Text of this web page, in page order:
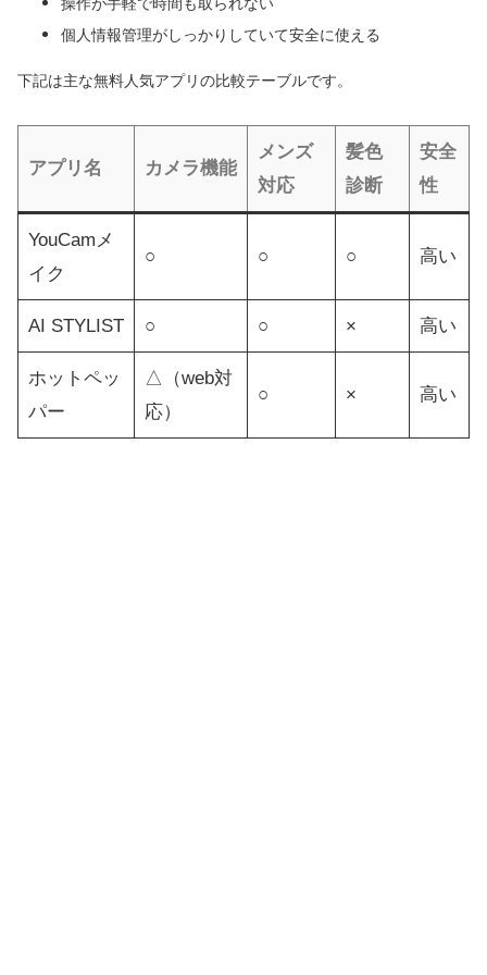
個人情報管理がしっかりしていて安全に使える
下記は主な無料人気アプリの比較テーブルです。
アプリ名 カメラ機能
メンズ
対応
髪色
診断
安全
性
YouCamメ
イク
○ ○ ○ 高い
AI STYLIST ○ ○ × 高い
ホットペッ
パー
△（web対
応）
○ × 高い